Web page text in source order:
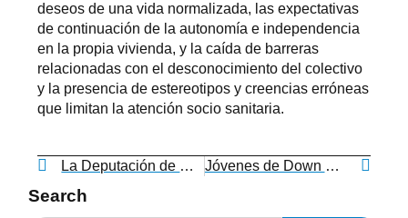
deseos de una vida normalizada, las expectativas
de continuación de la autonomía e independencia
en la propia vivienda, y la caída de barreras
relacionadas con el desconocimiento del colectivo
y la presencia de estereotipos y creencias erróneas
que limitan la atención socio sanitaria.
La Deputación de Ourense vuelve a colaborar en el programa Empleo Con Apoyo de Down Galicia en la provincia Jóvenes de Down Ourense y Down Vigo se forman en un título propio de la Universidad de Vigo
Search